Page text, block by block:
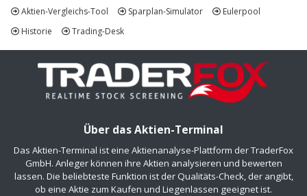
Aktien-Vergleichs-Tool
Sparplan-Simulator
Eulerpool
Historie
Trading-Desk
Über das Aktien-Terminal
Das Aktien-Terminal ist eine Aktienanalyse-Plattform der TraderFox
GmbH. Anleger können ihre Aktien analysieren und bewerten
lassen. Die beliebteste Funktion ist der Qualitäts-Check, der angibt,
ob eine Aktie zum Kaufen und Liegenlassen geeignet ist.